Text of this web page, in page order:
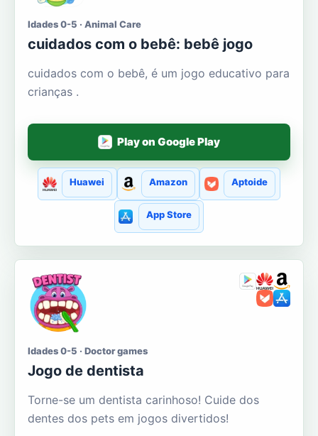
Idades 0-5 · Animal Care
cuidados com o bebê: bebê jogo
cuidados com o bebê, é um jogo educativo para
crianças .
Play on Google Play
Huawei Amazon Aptoide
App Store
Idades 0-5 · Doctor games
Jogo de dentista
Torne-se um dentista carinhoso! Cuide dos
dentes dos pets em jogos divertidos!